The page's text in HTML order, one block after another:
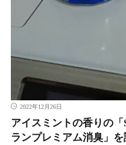
2022年12月26日
アイスミントの香りの
ランプレミアム消臭」